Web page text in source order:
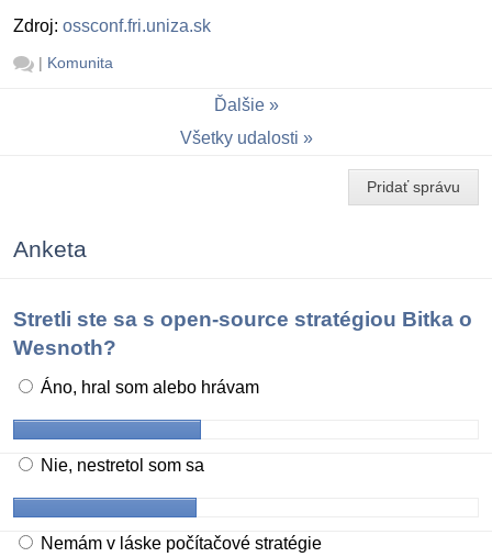
Zdroj: ossconf.fri.uniza.sk
| Komunita
Ďalšie
Všetky udalosti
Pridať správu
Anketa
Stretli ste sa s open-source stratégiou Bitka o
Wesnoth?
Áno, hral som alebo hrávam
Nie, nestretol som sa
Nemám v láske počítačové stratégie